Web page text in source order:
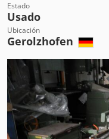
Estado
Usado
Ubicación
Gerolzhofen